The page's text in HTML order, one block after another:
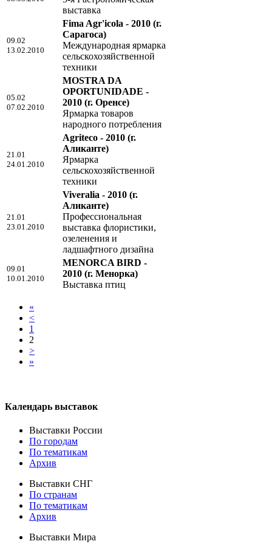
выставка
09.02
13.02.2010
Fima Agr'icola - 2010 (г.
Сарагоса)
Международная ярмарка
сельскохозяйственной
техники
05.02
07.02.2010
MOSTRA DA
OPORTUNIDADE -
2010 (г. Оренсе)
Ярмарка товаров
народного потребления
21.01
24.01.2010
Agriteco - 2010 (г.
Аликанте)
Ярмарка
сельскохозяйственной
техники
21.01
23.01.2010
Viveralia - 2010 (г.
Аликанте)
Профессиональная
выставка флористики,
озеленения и
ладшафтного дизайна
09.01
10.01.2010
MENORCA BIRD -
2010 (г. Менорка)
Выставка птиц
«
<
1
2
>
»
Календарь выставок
Выставки России
По городам
По тематикам
Архив
Выставки СНГ
По странам
По тематикам
Архив
Выставки Мира